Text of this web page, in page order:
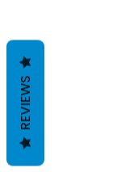
REVIEWS